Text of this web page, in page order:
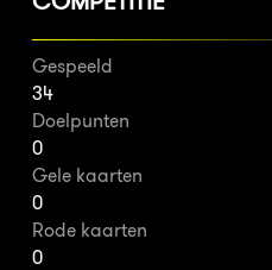
Gespeeld
34
Doelpunten
0
Gele kaarten
0
Rode kaarten
0